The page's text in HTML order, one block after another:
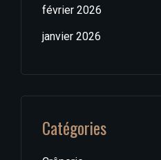
février 2026
janvier 2026
Catégories